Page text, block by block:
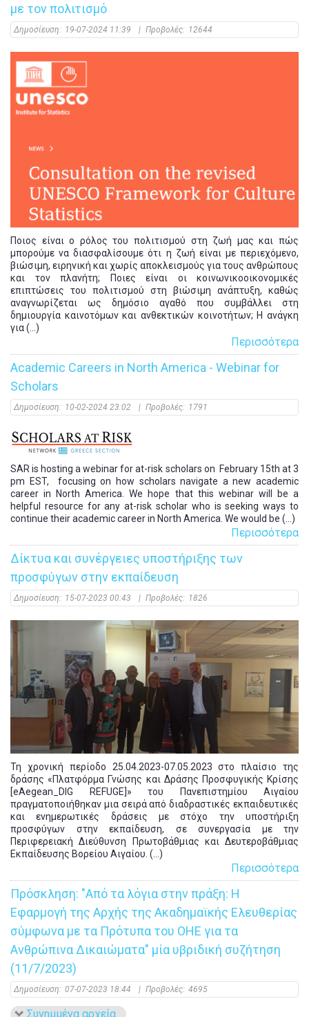
με τον πολιτισμό
Δημοσίευση: 19-07-2024 11:39 | Προβολές: 12644
Ποιος είναι ο ρόλος του πολιτισμού στη ζωή μας και πώς
μπορούμε να διασφαλίσουμε ότι η ζωή είναι με περιεχόμενο,
βιώσιμη, ειρηνική και χωρίς αποκλεισμούς για τους ανθρώπους
και τον πλανήτη; Ποιες είναι οι κοινωνικοοικονομικές
επιπτώσεις του πολιτισμού στη βιώσιμη ανάπτυξη, καθώς
αναγνωρίζεται ως δημόσιο αγαθό που συμβάλλει στη
δημιουργία καινοτόμων και ανθεκτικών κοινοτήτων; Η ανάγκη
για (...)
Περισσότερα
Academic Careers in North America - Webinar for
Scholars
Δημοσίευση: 10-02-2024 23:02 | Προβολές: 1791
SAR is hosting a webinar for at-risk scholars on February 15th at 3
pm EST, focusing on how scholars navigate a new academic
career in North America. We hope that this webinar will be a
helpful resource for any at-risk scholar who is seeking ways to
continue their academic career in North America. We would be (...)
Περισσότερα
Δίκτυα και συνέργειες υποστήριξης των
προσφύγων στην εκπαίδευση
Δημοσίευση: 15-07-2023 00:43 | Προβολές: 1826
Τη χρονική περίοδο 25.04.2023-07.05.2023 στο πλαίσιο της
δράσης «Πλατφόρμα Γνώσης και Δράσης Προσφυγικής Κρίσης
[eAegean_DIG REFUGE]» του Πανεπιστημίου Αιγαίου
πραγματοποιήθηκαν μια σειρά από διαδραστικές εκπαιδευτικές
και ενημερωτικές δράσεις με στόχο την υποστήριξη
προσφύγων στην εκπαίδευση, σε συνεργασία με την
Περιφερειακή Διεύθυνση Πρωτοβάθμιας και Δευτεροβάθμιας
Εκπαίδευσης Βορείου Αιγαίου. (...)
Περισσότερα
Πρόσκληση: "Από τα λόγια στην πράξη: Η
Εφαρμογή της Αρχής της Ακαδημαϊκής Ελευθερίας
σύμφωνα με τα Πρότυπα του ΟΗΕ για τα
Ανθρώπινα Δικαιώματα" μία υβριδική συζήτηση
(11/7/2023)
Δημοσίευση: 07-07-2023 18:44 | Προβολές: 4695
Συνημμένα αρχεία